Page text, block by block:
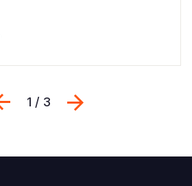
Previous
1 / 3